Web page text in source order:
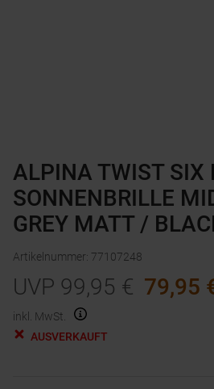
ALPINA TWIST SIX
SONNENBRILLE
GREY MATT /
Artikelnummer: 77107248
UVP 99,95 € 79,95
inkl. MwSt.
AUSVERKAUFT